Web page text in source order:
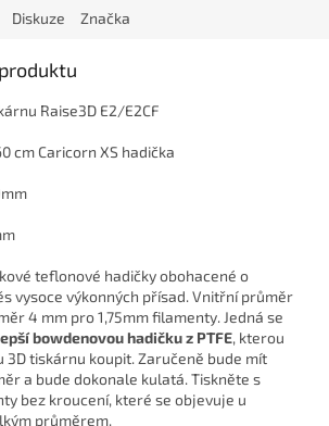
Diskuze Značka
Raise3D E2/E2CF
cm Caricorn XS hadička
teflonové hadičky obohacené o
vysoce výkonných přísad. Vnitřní průměr
4 mm pro 1,75mm filamenty. Jedná se
bowdenovou hadičku z PTFE, kterou
3D tiskárnu koupit. Zaručeně bude mít
a bude dokonale kulatá. Tiskněte s
bez kroucení, které se objevuje u
průměrem.